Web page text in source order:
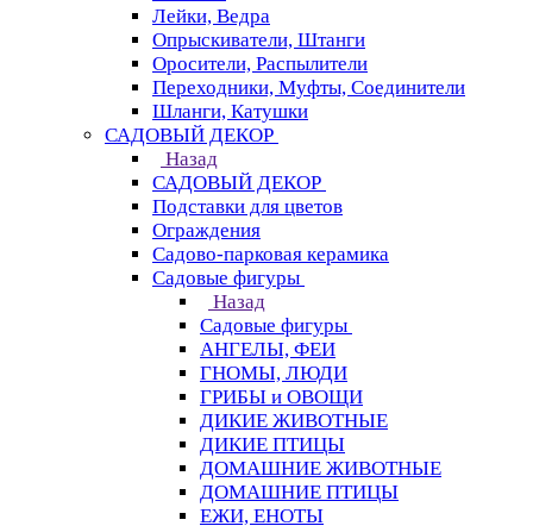
Лейки, Ведра
Опрыскиватели, Штанги
Оросители, Распылители
Переходники, Муфты, Соединители
Шланги, Катушки
САДОВЫЙ ДЕКОР
Назад
САДОВЫЙ ДЕКОР
Подставки для цветов
Ограждения
Садово-парковая керамика
Садовые фигуры
Назад
Садовые фигуры
АНГЕЛЫ, ФЕИ
ГНОМЫ, ЛЮДИ
ГРИБЫ и ОВОЩИ
ДИКИЕ ЖИВОТНЫЕ
ДИКИЕ ПТИЦЫ
ДОМАШНИЕ ЖИВОТНЫЕ
ДОМАШНИЕ ПТИЦЫ
ЕЖИ, ЕНОТЫ